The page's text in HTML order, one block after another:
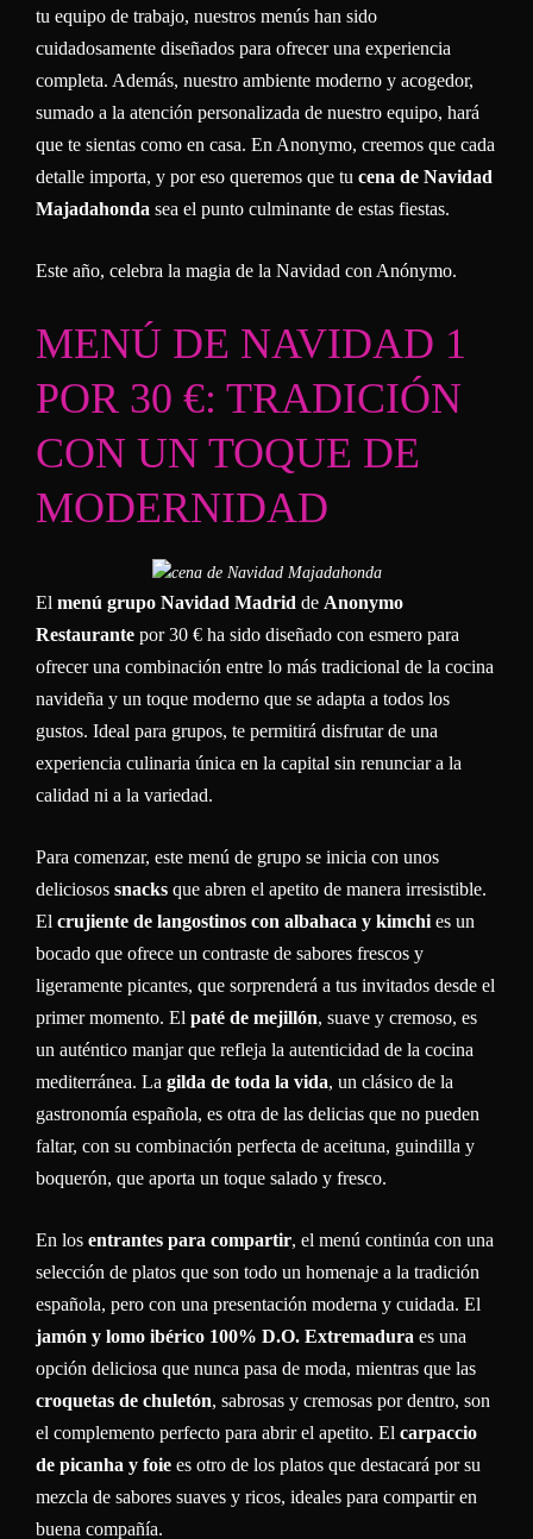
tu equipo de trabajo, nuestros menús han sido
cuidadosamente diseñados para ofrecer una experiencia
completa. Además, nuestro ambiente moderno y acogedor,
sumado a la atención personalizada de nuestro equipo, hará
que te sientas como en casa. En Anonymo, creemos que cada
detalle importa, y por eso queremos que tu cena de Navidad
Majadahonda sea el punto culminante de estas fiestas.
Este año, celebra la magia de la Navidad con Anónymo.
MENÚ DE NAVIDAD 1
POR 30 €: TRADICIÓN
CON UN TOQUE DE
MODERNIDAD
El menú grupo Navidad Madrid de Anonymo
Restaurante por 30 € ha sido diseñado con esmero para
ofrecer una combinación entre lo más tradicional de la cocina
navideña y un toque moderno que se adapta a todos los
gustos. Ideal para grupos, te permitirá disfrutar de una
experiencia culinaria única en la capital sin renunciar a la
calidad ni a la variedad.
Para comenzar, este menú de grupo se inicia con unos
deliciosos snacks que abren el apetito de manera irresistible.
El crujiente de langostinos con albahaca y kimchi es un
bocado que ofrece un contraste de sabores frescos y
ligeramente picantes, que sorprenderá a tus invitados desde el
primer momento. El paté de mejillón, suave y cremoso, es
un auténtico manjar que refleja la autenticidad de la cocina
mediterránea. La gilda de toda la vida, un clásico de la
gastronomía española, es otra de las delicias que no pueden
faltar, con su combinación perfecta de aceituna, guindilla y
boquerón, que aporta un toque salado y fresco.
En los entrantes para compartir, el menú continúa con una
selección de platos que son todo un homenaje a la tradición
española, pero con una presentación moderna y cuidada. El
jamón y lomo ibérico 100% D.O. Extremadura es una
opción deliciosa que nunca pasa de moda, mientras que las
croquetas de chuletón, sabrosas y cremosas por dentro, son
el complemento perfecto para abrir el apetito. El carpaccio
de picanha y foie es otro de los platos que destacará por su
mezcla de sabores suaves y ricos, ideales para compartir en
buena compañía.